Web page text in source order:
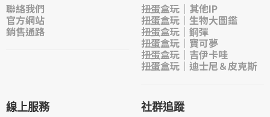
聯絡我們
官方網站
銷售通路
扭蛋盒玩｜其他IP
扭蛋盒玩｜生物大圖鑑
扭蛋盒玩｜鋼彈
扭蛋盒玩｜寶可夢
扭蛋盒玩｜吉伊卡哇
扭蛋盒玩｜迪士尼＆皮克斯
線上服務 社群追蹤